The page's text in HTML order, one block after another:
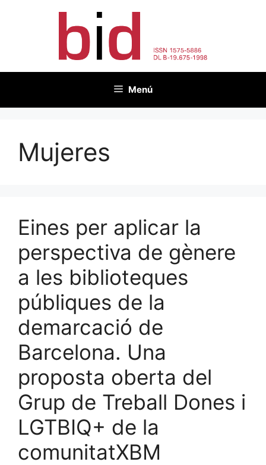
Menú
Mujeres
Eines per aplicar la
perspectiva de gènere
a les biblioteques
públiques de la
demarcació de
Barcelona. Una
proposta oberta del
Grup de Treball Dones i
LGTBIQ+ de la
comunitatXBM